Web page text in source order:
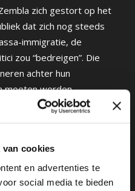
van cookies
en advertenties te
social media te bieden
zich gestort op het
dat zich nog steeds
immigratie, de
zou “bedreigen”. Die
achter hun
moeten worden
Zembla gaat die
draaiende camera
moeten alleen wel hun
tendentieus worden
programma vooral niet